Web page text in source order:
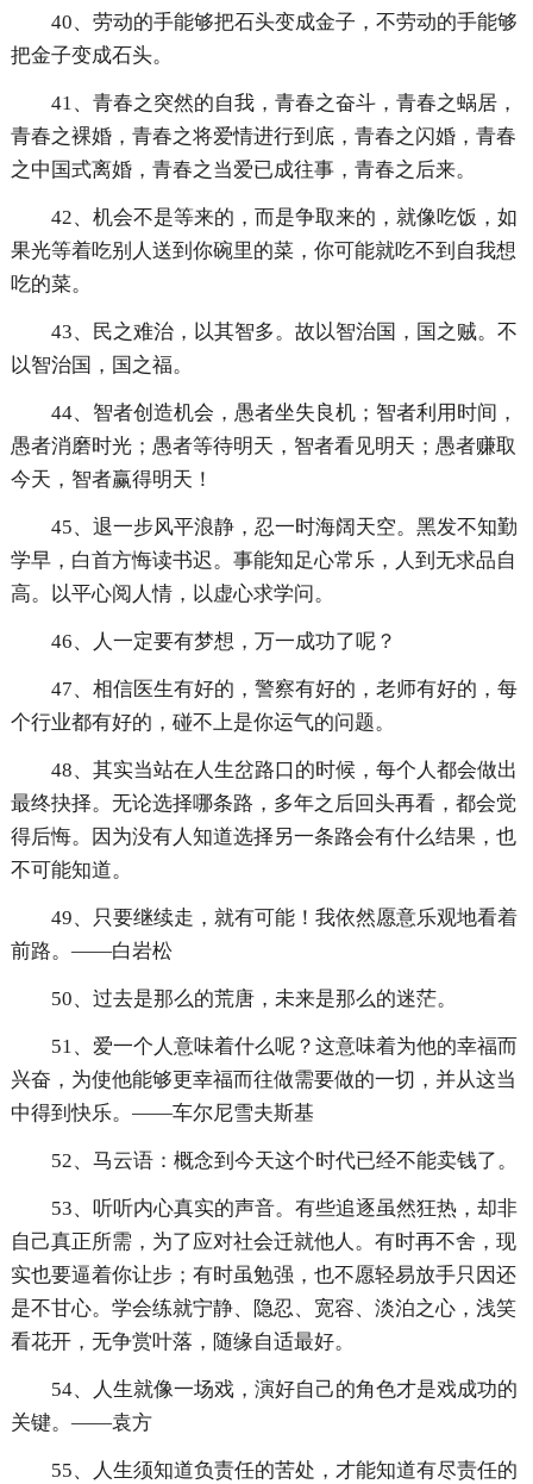
40、劳动的手能够把石头变成金子，不劳动的手能够
把金子变成石头。
41、青春之突然的自我，青春之奋斗，青春之蜗居，
青春之裸婚，青春之将爱情进行到底，青春之闪婚，青春
之中国式离婚，青春之当爱已成往事，青春之后来。
42、机会不是等来的，而是争取来的，就像吃饭，如
果光等着吃别人送到你碗里的菜，你可能就吃不到自我想
吃的菜。
43、民之难治，以其智多。故以智治国，国之贼。不
以智治国，国之福。
44、智者创造机会，愚者坐失良机；智者利用时间，
愚者消磨时光；愚者等待明天，智者看见明天；愚者赚取
今天，智者赢得明天！
45、退一步风平浪静，忍一时海阔天空。黑发不知勤
学早，白首方悔读书迟。事能知足心常乐，人到无求品自
高。以平心阅人情，以虚心求学问。
46、人一定要有梦想，万一成功了呢？
47、相信医生有好的，警察有好的，老师有好的，每
个行业都有好的，碰不上是你运气的问题。
48、其实当站在人生岔路口的时候，每个人都会做出
最终抉择。无论选择哪条路，多年之后回头再看，都会觉
得后悔。因为没有人知道选择另一条路会有什么结果，也
不可能知道。
49、只要继续走，就有可能！我依然愿意乐观地看着
前路。——白岩松
50、过去是那么的荒唐，未来是那么的迷茫。
51、爱一个人意味着什么呢？这意味着为他的幸福而
兴奋，为使他能够更幸福而往做需要做的一切，并从这当
中得到快乐。——车尔尼雪夫斯基
52、马云语：概念到今天这个时代已经不能卖钱了。
53、听听内心真实的声音。有些追逐虽然狂热，却非
自己真正所需，为了应对社会迁就他人。有时再不舍，现
实也要逼着你让步；有时虽勉强，也不愿轻易放手只因还
是不甘心。学会练就宁静、隐忍、宽容、淡泊之心，浅笑
看花开，无争赏叶落，随缘自适最好。
54、人生就像一场戏，演好自己的角色才是戏成功的
关键。——袁方
55、人生须知道负责任的苦处，才能知道有尽责任的